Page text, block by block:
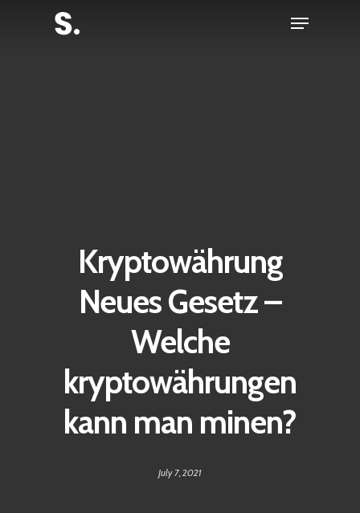
Menu
Kryptowährung
Neues Gesetz –
Welche
kryptowährungen
kann man minen?
July 7, 2021